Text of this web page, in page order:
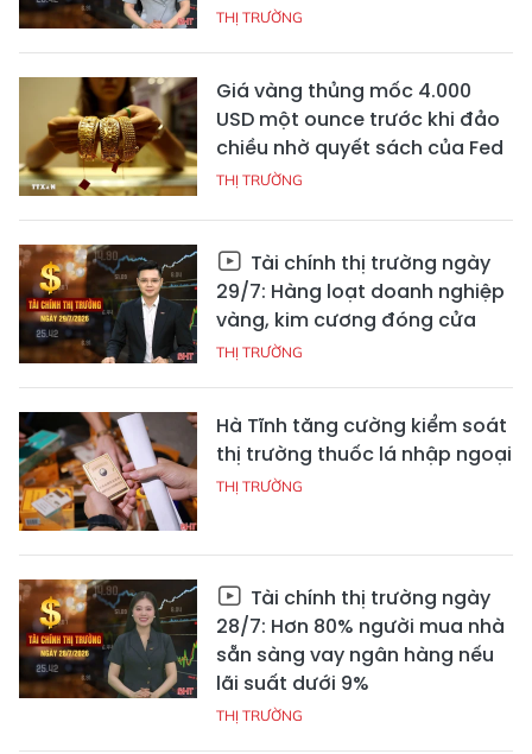
THỊ TRƯỜNG
Giá vàng thủng mốc 4.000
USD một ounce trước khi đảo
chiều nhờ quyết sách của Fed
THỊ TRƯỜNG
Tài chính thị trường ngày
29/7: Hàng loạt doanh nghiệp
vàng, kim cương đóng cửa
THỊ TRƯỜNG
Hà Tĩnh tăng cường kiểm soát
thị trường thuốc lá nhập ngoại
THỊ TRƯỜNG
Tài chính thị trường ngày
28/7: Hơn 80% người mua nhà
sẵn sàng vay ngân hàng nếu
lãi suất dưới 9%
THỊ TRƯỜNG